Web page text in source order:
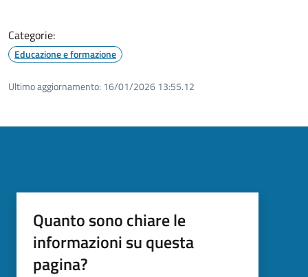
Categorie:
Educazione e formazione
Ultimo aggiornamento: 16/01/2026 13:55.12
Quanto sono chiare le
informazioni su questa
pagina?